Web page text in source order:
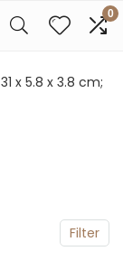
0
‎31 x 5.8 x 3.8 cm;
Filter